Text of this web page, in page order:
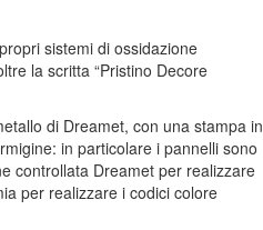
sistemi di ossidazione
la scritta “Pristino Decore
di Dreamet, con una stampa in
in particolare i pannelli sono
controllata Dreamet per realizzare
per realizzare i codici colore